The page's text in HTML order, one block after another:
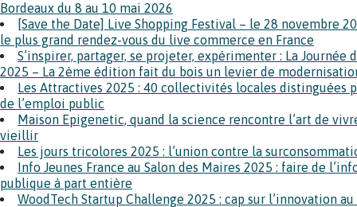
Bordeaux du 8 au 10 mai 2026
[Save the Date] Live Shopping Festival – le 28 novembre
le plus grand rendez-vous du live commerce en France
S’inspirer, partager, se projeter, expérimenter : La Journée
2025 – La 2ème édition fait du bois un levier de
Les Attractives 2025 : 40 collectivités locales distinguées
de l’emploi public
Maison Epigenetic, quand la science rencontre l’art de
vieillir
Les jours tricolores 2025 : l’union contre la
Info Jeunes France au Salon des Maires 2025 : faire de
publique à part entière
WoodTech Startup Challenge 2025 : cap sur l’innovation